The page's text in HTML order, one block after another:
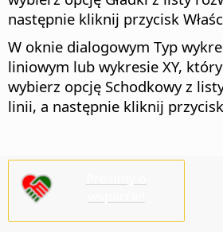
następnie kliknij przycisk
W oknie dialogowym Typ
liniowym lub wykresie XY,
wybierz opcję Schodkowy z
linii, a następnie kliknij przycisk